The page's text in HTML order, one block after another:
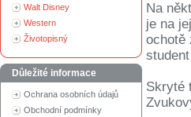
Walt Disney
Western
Životopisný
Důležité informace
Ochrana osobních údajů
Obchodní podmínky
Na
je na
ochotě
Skryté